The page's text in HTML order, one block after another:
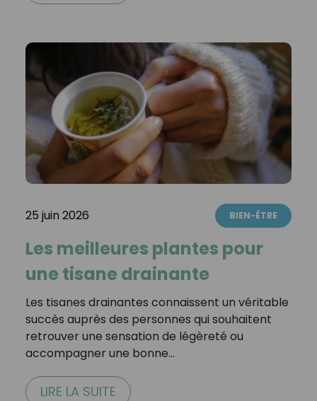
25 juin 2026 BIEN-ÊTRE
Les meilleures plantes pour
une tisane drainante
Les tisanes drainantes connaissent un véritable
succès auprès des personnes qui souhaitent
retrouver une sensation de légèreté ou
accompagner une bonne…
LIRE LA SUITE